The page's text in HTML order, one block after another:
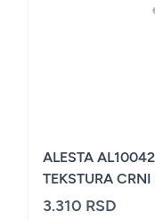
ALESTA
TEKSTURA
3.310 RSD